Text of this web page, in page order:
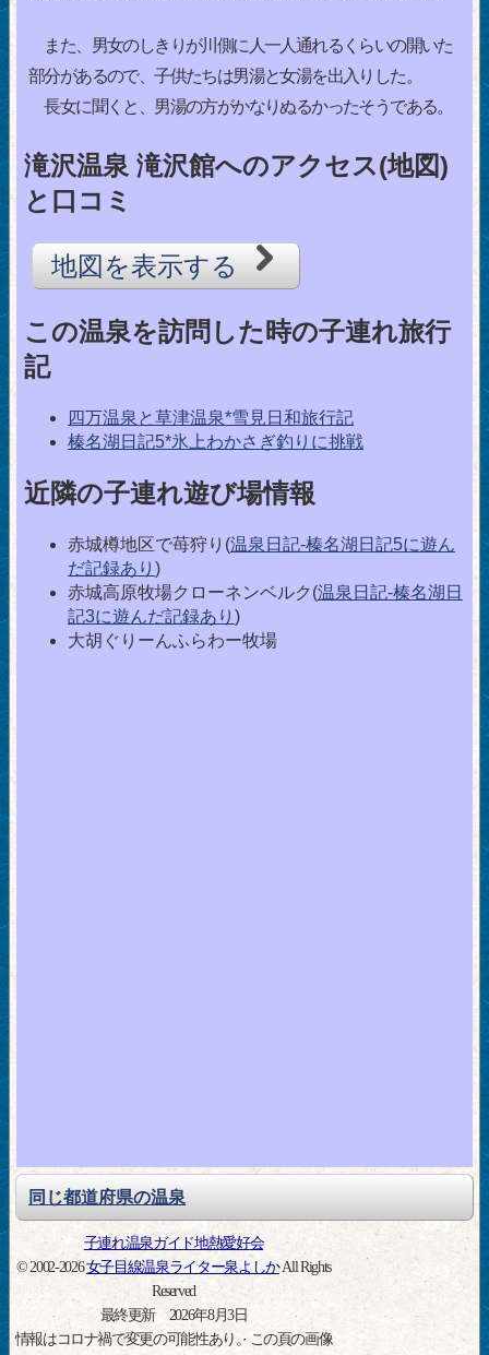
また、男女のしきりが川側に人一人通れるくらいの開いた
部分があるので、子供たちは男湯と女湯を出入りした。
長女に聞くと、男湯の方がかなりぬるかったそうである。
滝沢温泉 滝沢館へのアクセス(地図)
と口コミ
地図を表示する
この温泉を訪問した時の子連れ旅行
記
四万温泉と草津温泉*雪見日和旅行記
榛名湖日記5*氷上わかさぎ釣りに挑戦
近隣の子連れ遊び場情報
赤城樽地区で苺狩り(温泉日記-榛名湖日記5に遊ん
だ記録あり )
赤城高原牧場クローネンベルク(温泉日記-榛名湖日
記3に遊んだ記録あり )
大胡ぐりーんふらわー牧場
同じ都道府県の温泉